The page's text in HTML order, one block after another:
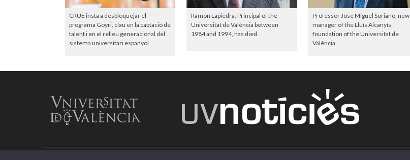
CRUE insta a desbloquejar el
programa Goyri, clau en la captació de
talent i en el relleu generacional del
sistema universitari espanyol
Ramon Lapiedra, Principal of the
Universitat de València between
1984 and 1994, has died
Professor José Miguel Soriano, new
manager of the Lluís Alcanyís
foundation of the Universitat de
València